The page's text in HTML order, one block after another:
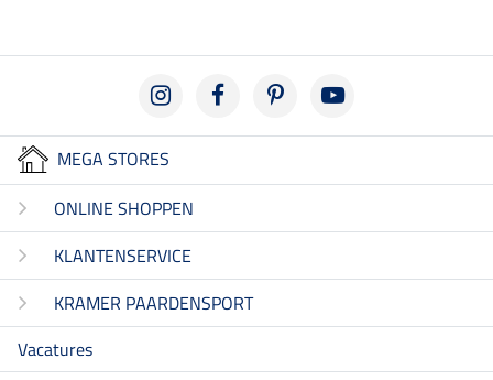
MEGA STORES
ONLINE SHOPPEN
KLANTENSERVICE
KRAMER PAARDENSPORT
Vacatures